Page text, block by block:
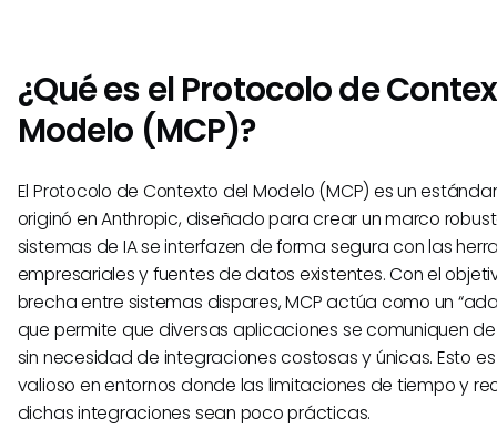
¿Qué es el Protocolo de
Modelo (MCP)?
El Protocolo de Contexto del Modelo (MCP) es un
originó en Anthropic, diseñado para crear un marco
sistemas de IA se interfazen de forma segura con las
empresariales y fuentes de datos existentes. Con el
brecha entre sistemas dispares, MCP actúa como un
que permite que diversas aplicaciones se comuniquen
sin necesidad de integraciones costosas y únicas. Esto
valioso en entornos donde las limitaciones de tiempo y
dichas integraciones sean poco prácticas.